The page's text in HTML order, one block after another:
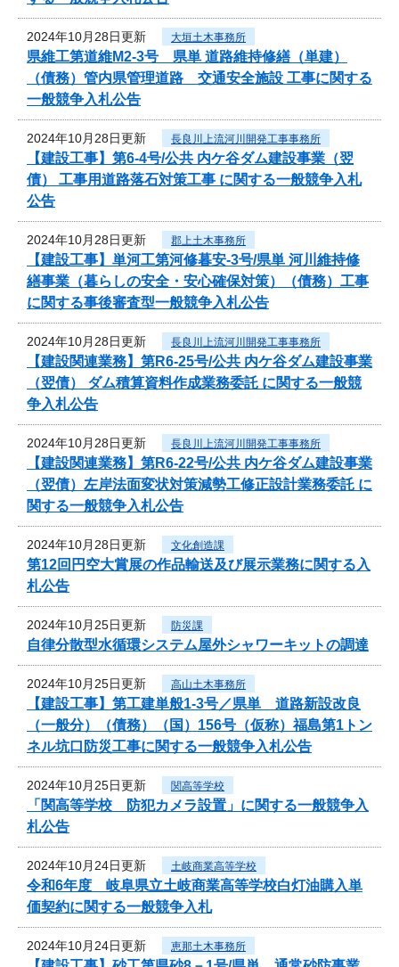
2024年10月28日更新 大垣土木事務所
県維工第道維M2-3号 県単 道路維持修繕（単建）
（債務）管内県管理道路 交通安全施設 工事に関する
一般競争入札公告
2024年10月28日更新 長良川上流河川開発工事事務所
【建設工事】第6-4号/公共 内ケ谷ダム建設事業（翌
債） 工事用道路落石対策工事 に関する一般競争入札
公告
2024年10月28日更新 郡上土木事務所
【建設工事】単河工第河修暮安-3号/県単 河川維持修
繕事業（暮らしの安全・安心確保対策）（債務）工事
に関する事後審査型一般競争入札公告
2024年10月28日更新 長良川上流河川開発工事事務所
【建設関連業務】第R6-25号/公共 内ケ谷ダム建設事業
（翌債） ダム積算資料作成業務委託 に関する一般競
争入札公告
2024年10月28日更新 長良川上流河川開発工事事務所
【建設関連業務】第R6-22号/公共 内ケ谷ダム建設事業
（翌債）左岸法面変状対策減勢工修正設計業務委託 に
関する一般競争入札公告
2024年10月28日更新 文化創造課
第12回円空大賞展の作品輸送及び展示業務に関する入
札公告
2024年10月25日更新 防災課
自律分散型水循環システム屋外シャワーキットの調達
2024年10月25日更新 高山土木事務所
【建設工事】第工建単般1-3号／県単 道路新設改良
（一般分）（債務）（国）156号（仮称）福島第1トン
ネル坑口防災工事に関する一般競争入札公告
2024年10月25日更新 関高等学校
「関高等学校 防犯カメラ設置」に関する一般競争入
札公告
2024年10月24日更新 土岐商業高等学校
令和6年度 岐阜県立土岐商業高等学校白灯油購入単
価契約に関する一般競争入札
2024年10月24日更新 恵那土木事務所